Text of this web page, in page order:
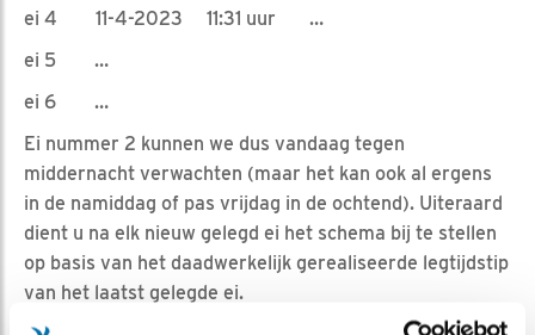
ei 4 11-4-2023 11:31 uur …
ei 5 …
ei 6 …
Ei nummer 2 kunnen we dus vandaag tegen
middernacht verwachten (maar het kan ook al ergens
in de namiddag of pas vrijdag in de ochtend). Uiteraard
dient u na elk nieuw gelegd ei het schema bij te stellen
op basis van het daadwerkelijk gerealiseerde legtijdstip
van het laatst gelegde ei.